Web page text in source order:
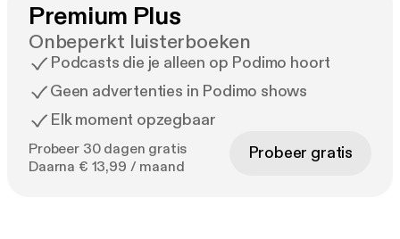
Premium Plus
Onbeperkt luisterboeken
Podcasts die je alleen op Podimo hoort
Geen advertenties in Podimo shows
Elk moment opzegbaar
Probeer 30 dagen gratis
Daarna € 13,99 / maand
Probeer gratis